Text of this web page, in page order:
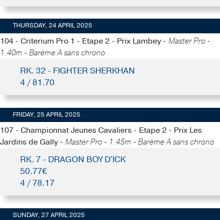
THURSDAY, 24 APRIL 2025
104 - Criterium Pro 1 - Etape 2 - Prix Lambey - Master Pro -
1.40m - Barème A sans chrono
RK. 32 - FIGHTER SHERKHAN
4 / 81.70
FRIDAY, 25 APRIL 2025
107 - Championnat Jeunes Cavaliers - Etape 2 - Prix Les
Jardins de Gally - Master Pro - 1.45m - Barème A sans chrono
RK. 7 - DRAGON BOY D'ICK
50.77€
4 / 78.17
SUNDAY, 27 APRIL 2025